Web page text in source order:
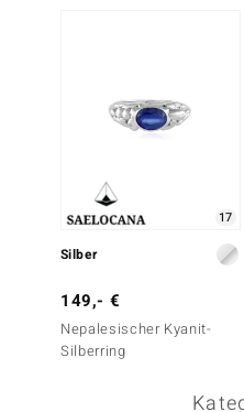
17
Silber
149,- €
Nepalesischer Kyanit-
Silberring